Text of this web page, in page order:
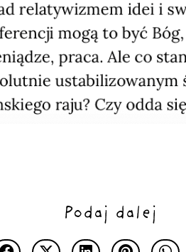
Podaj dalej